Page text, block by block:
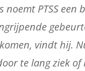
PTSS
vindt hij.
te lang ziek